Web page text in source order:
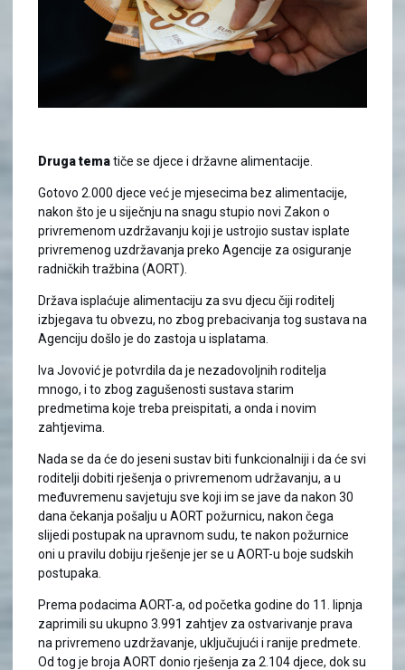
Druga tematiče se djece i državne alimentacije.
Gotovo 2.000 djece već je mjesecima bez alimentacije,
nakon što je u siječnju na snagu stupio novi Zakon o
privremenom uzdržavanju koji je ustrojio sustav isplate
privremenog uzdržavanja preko Agencije za osiguranje
radničkih tražbina (AORT).
Država isplaćuje alimentaciju za svu djecu čiji roditelj
izbjegava tu obvezu, no zbog prebacivanja tog sustava na
Agenciju došlo je do zastoja u isplatama.
Iva Jovović je potvrdila da je nezadovoljnih roditelja
mnogo, i to zbog zagušenosti sustava starim
predmetima koje treba preispitati, a onda i novim
zahtjevima.
Nada se da će do jeseni sustav biti funkcionalniji i da će svi
roditelji dobiti rješenja o privremenom udržavanju, a u
međuvremenu savjetuju sve koji im se jave da nakon 30
dana čekanja pošalju u AORT požurnicu, nakon čega
slijedi postupak na upravnom sudu, te nakon požurnice
oni u pravilu dobiju rješenje jer se u AORT-u boje sudskih
postupaka.
Prema podacima AORT-a, od početka godine do 11. lipnja
zaprimili su ukupno 3.991 zahtjev za ostvarivanje prava
na privremeno uzdržavanje, uključujući i ranije predmete.
Od tog je broja AORT donio rješenja za 2.104 djece, dok su